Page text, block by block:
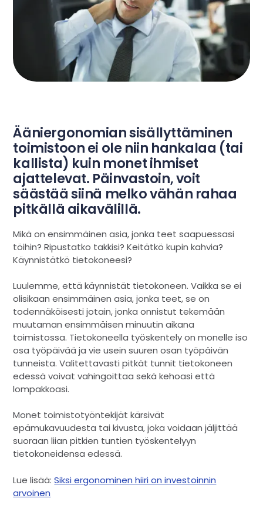
Ääniergonomian sisällyttäminen
toimistoon ei ole niin hankalaa (tai
kallista) kuin monet ihmiset
ajattelevat. Päinvastoin, voit
säästää siinä melko vähän rahaa
pitkällä aikavälillä.
Mikä on ensimmäinen asia, jonka teet saapuessasi
töihin? Ripustatko takkisi? Keitätkö kupin kahvia?
Käynnistätkö tietokoneesi?
Luulemme, että käynnistät tietokoneen. Vaikka se ei
olisikaan ensimmäinen asia, jonka teet, se on
todennäköisesti jotain, jonka onnistut tekemään
muutaman ensimmäisen minuutin aikana
toimistossa. Tietokoneella työskentely on monelle iso
osa työpäivää ja vie usein suuren osan työpäivän
tunneista. Valitettavasti pitkät tunnit tietokoneen
edessä voivat vahingoittaa sekä kehoasi että
lompakkoasi.
Monet toimistotyöntekijät kärsivät
epämukavuudesta tai kivusta, joka voidaan jäljittää
suoraan liian pitkien tuntien työskentelyyn
tietokoneidensa edessä.
Lue lisää:Siksi ergonominen hiiri on investoinnin
arvoinen